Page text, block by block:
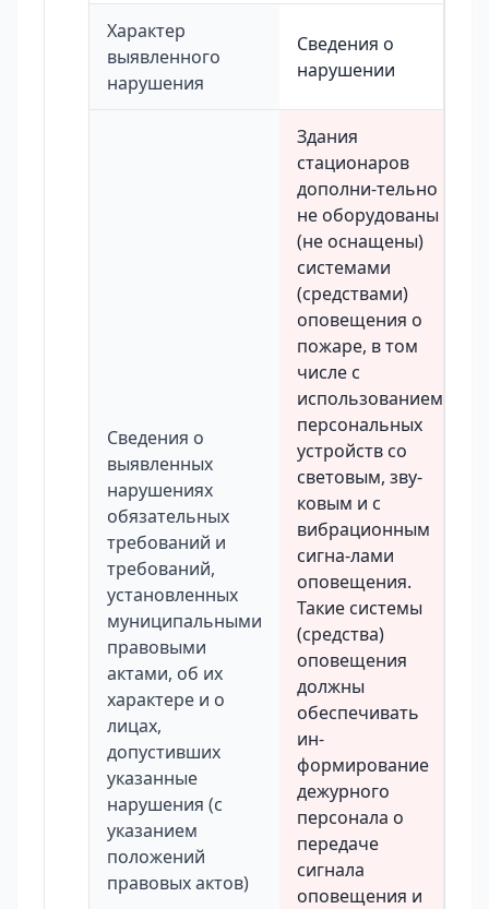
Характер
выявленного
нарушения
Сведения о
нарушении
Сведения о
выявленных
нарушениях
обязательных
требований и
требований,
установленных
муниципальными
правовыми
актами, об их
характере и о
лицах,
допустивших
указанные
нарушения (с
указанием
положений
правовых актов)
Здания
стационаров
дополни-тельно
не оборудованы
(не оснащены)
системами
(средствами)
оповещения о
пожаре, в том
числе с
использованием
персональных
устройств со
световым, зву-
ковым и с
вибрационным
сигна-лами
оповещения.
Такие системы
(средства)
оповещения
должны
обеспечивать
ин-
формирование
дежурного
персонала о
передаче
сигнала
оповещения и